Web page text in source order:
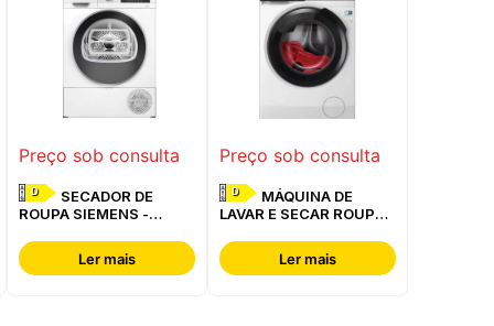
Preço sob consulta
D
ROUPA SIEMENS -
Ler mais
Preço sob consulta
D
LAVAR E SECAR ROUPA
Ler mais